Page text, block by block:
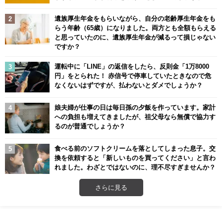
遺族厚生年金をもらいながら、自分の老齢厚生年金をも
らう年齢（65歳）になりました。両方とも全額もらえる
と思っていたのに、遺族厚生年金が減るって損じゃない
ですか？
運転中に「LINE」の返信をしたら、反則金「1万8000
円」をとられた！ 赤信号で停車していたときなので危
なくないはずですが、払わないとダメでしょうか？
娘夫婦が仕事の日は毎日孫の夕飯を作っています。家計
への負担も増えてきましたが、祖父母なら無償で協力す
るのが普通でしょうか？
食べる前のソフトクリームを落としてしまった息子。交
換を依頼すると「新しいものを買ってください」と言わ
れました。わざとではないのに、理不尽すぎませんか？
さらに見る